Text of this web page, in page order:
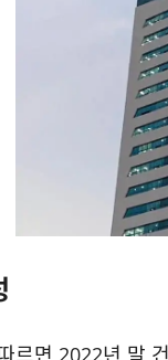
르면 2022년 말